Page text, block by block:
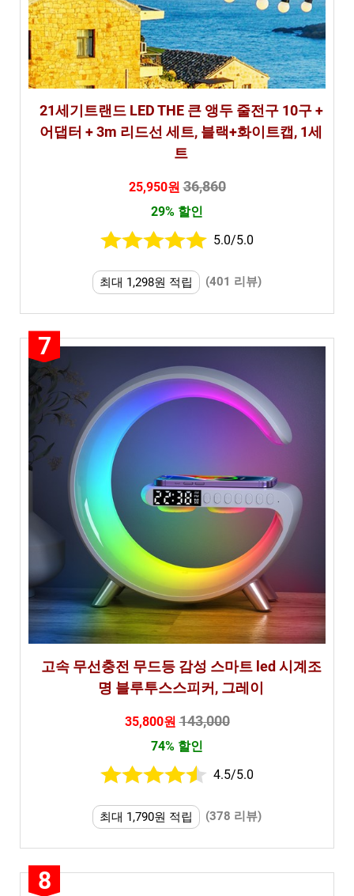
21세기트랜드 LED THE 큰 앵두 줄전구 10구 +
어댑터 + 3m 리드선 세트, 블랙+화이트캡, 1세
트
25,950원36,860
29% 할인
5.0/5.0
최대 1,298원 적립 (401 리뷰)
7
고속 무선충전 무드등 감성 스마트 led 시계조
명 블루투스스피커, 그레이
35,800원143,000
74% 할인
4.5/5.0
최대 1,790원 적립 (378 리뷰)
8